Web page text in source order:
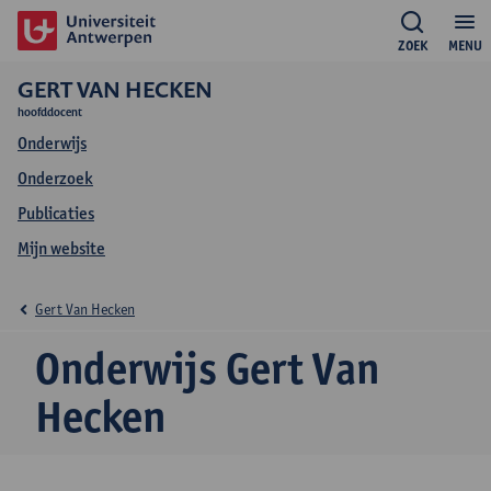
MENU
ZOEK
GERT VAN HECKEN
hoofddocent
Onderwijs
Onderzoek
Publicaties
Mijn website
Onderwijs Gert Van
Hecken
Gert Van Hecken